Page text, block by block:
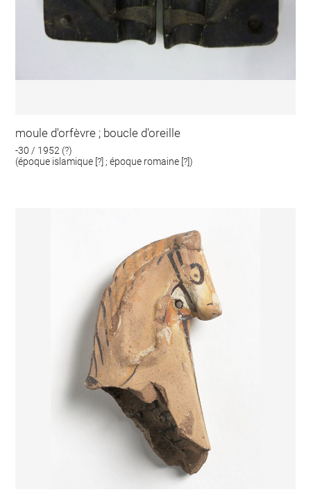
moule d'orfèvre ; boucle d'oreille
-30 / 1952 (?)
(époque islamique [?] ; époque romaine [?])